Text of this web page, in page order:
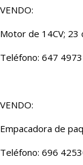
VENDO:
Motor de 14CV; 23
Teléfono: 647
VENDO:
Empacadora de
Teléfono: 696